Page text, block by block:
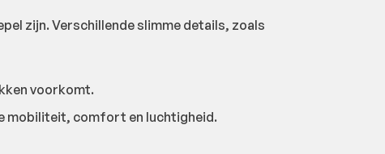
zijn. Verschillende slimme details, zoals
voorkomt.
mobiliteit, comfort en luchtigheid.